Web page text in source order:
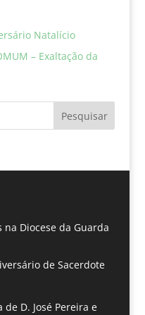
Natalício
– Exaltação da
Pesquisar
na Diocese da Guarda
de Sacerdote
D. José Pereira e